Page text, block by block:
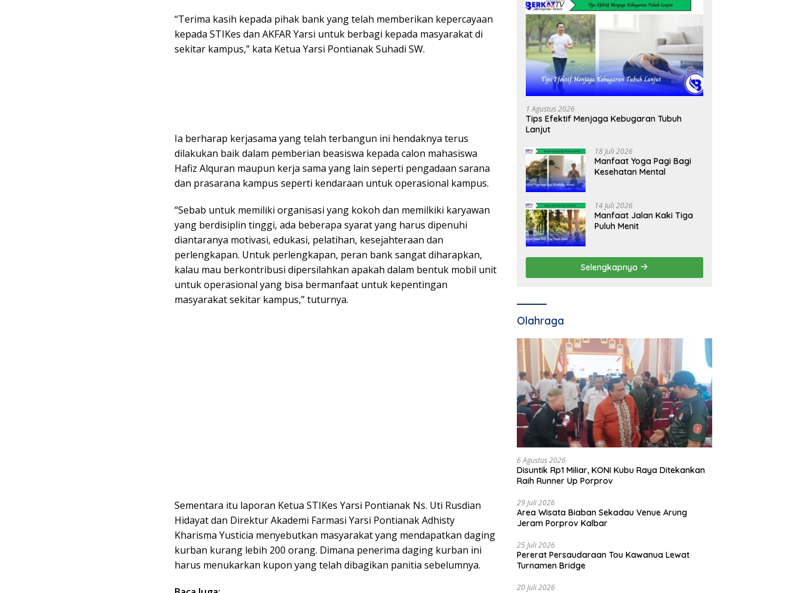
“Terima kasih kepada pihak bank yang telah memberikan kepercayaan
kepada STIKes dan AKFAR Yarsi untuk berbagi kepada masyarakat di
sekitar kampus,” kata Ketua Yarsi Pontianak Suhadi SW.
Ia berharap kerjasama yang telah terbangun ini hendaknya terus
dilakukan baik dalam pemberian beasiswa kepada calon mahasiswa
Hafiz Alquran maupun kerja sama yang lain seperti pengadaan sarana
dan prasarana kampus seperti kendaraan untuk operasional kampus.
“Sebab untuk memiliki organisasi yang kokoh dan memilkiki karyawan
yang berdisiplin tinggi, ada beberapa syarat yang harus dipenuhi
diantaranya motivasi, edukasi, pelatihan, kesejahteraan dan
perlengkapan. Untuk perlengkapan, peran bank sangat diharapkan,
kalau mau berkontribusi dipersilahkan apakah dalam bentuk mobil unit
untuk operasional yang bisa bermanfaat untuk kepentingan
masyarakat sekitar kampus,” tuturnya.
Sementara itu laporan Ketua STIKes Yarsi Pontianak Ns. Uti Rusdian
Hidayat dan Direktur Akademi Farmasi Yarsi Pontianak Adhisty
Kharisma Yusticia menyebutkan masyarakat yang mendapatkan daging
kurban kurang lebih 200 orang. Dimana penerima daging kurban ini
harus menukarkan kupon yang telah dibagikan panitia sebelumnya.
1 Agustus 2026
Tips Efektif Menjaga Kebugaran Tubuh
Lanjut
18 Juli 2026
Manfaat Yoga Pagi Bagi
Kesehatan Mental
14 Juli 2026
Manfaat Jalan Kaki Tiga
Puluh Menit
Selengkapnya
Olahraga
6 Agustus 2026
Disuntik Rp1 Miliar, KONI Kubu Raya Ditekankan
Raih Runner Up Porprov
29 Juli 2026
Area Wisata Biaban Sekadau Venue Arung
Jeram Porprov Kalbar
25 Juli 2026
Pererat Persaudaraan Tou Kawanua Lewat
Turnamen Bridge
20 Juli 2026